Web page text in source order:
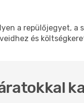
a repülőjegyet, a
és